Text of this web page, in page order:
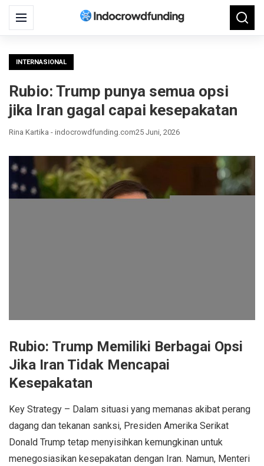
Menu
Search
for:
INTERNASIONAL
Rubio: Trump punya semua opsi
jika Iran gagal capai kesepakatan
Rina Kartika - indocrowdfunding.com25 Juni, 2026
Rubio: Trump Memiliki Berbagai Opsi
Jika Iran Tidak Mencapai
Kesepakatan
Key Strategy – Dalam situasi yang memanas akibat perang
dagang dan tekanan sanksi, Presiden Amerika Serikat
Donald Trump tetap menyisihkan kemungkinan untuk
menegosiasikan kesepakatan dengan Iran. Namun, Menteri